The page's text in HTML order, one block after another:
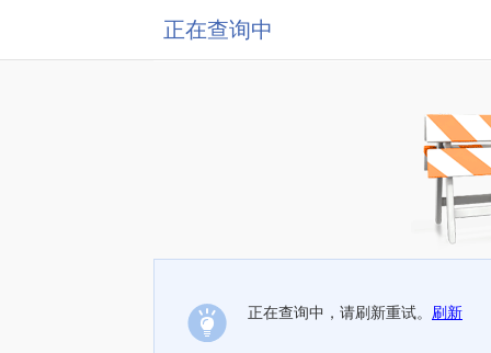
正在查询中
正在查询中，请刷新重试。 刷新